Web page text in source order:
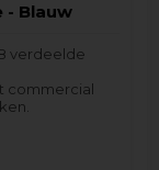
- Blauw
verdeelde
commercial